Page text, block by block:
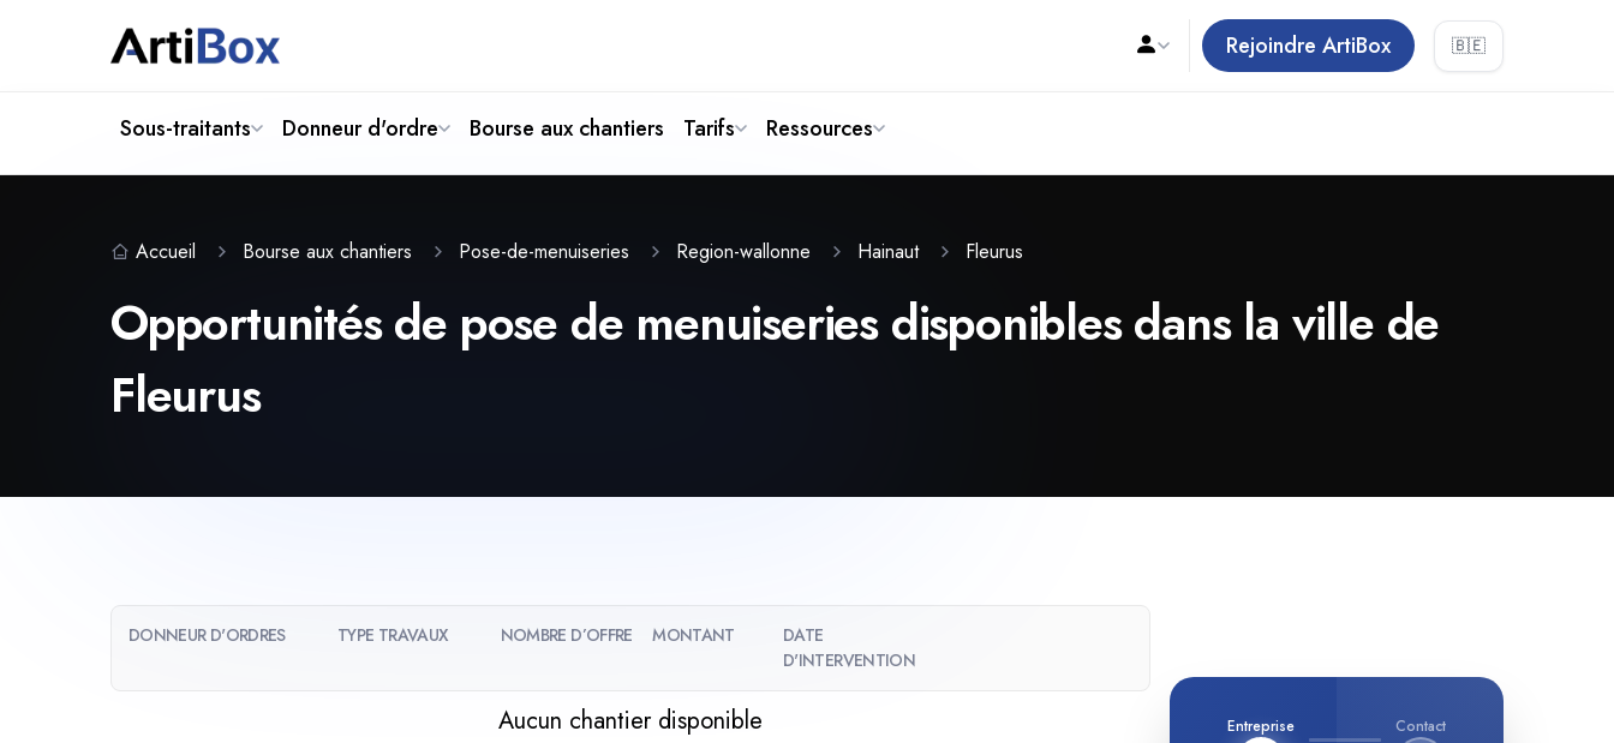
Rejoindre ArtiBox 🇧🇪
Sous-traitants Donneur d'ordre Bourse aux chantiers Tarifs Ressources
Accueil Bourse aux chantiers Pose-de-menuiseries Region-wallonne Hainaut Fleurus
Opportunités de pose de menuiseries disponibles dans la ville de
Fleurus
DONNEUR D'ORDRES TYPE TRAVAUX NOMBRE D’OFFRE MONTANT
DATE
D'INTERVENTION
Aucun chantier disponible Entreprise Contact